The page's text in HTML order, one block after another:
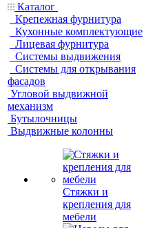
Каталог
Крепежная фурнитура
Кухонные комплектующие
Лицевая фурнитура
Системы выдвижения
Системы для открывания
фасадов
Угловой выдвижной
механизм
Бутылочницы
Выдвижные колонны
Стяжки и
крепления для
мебели